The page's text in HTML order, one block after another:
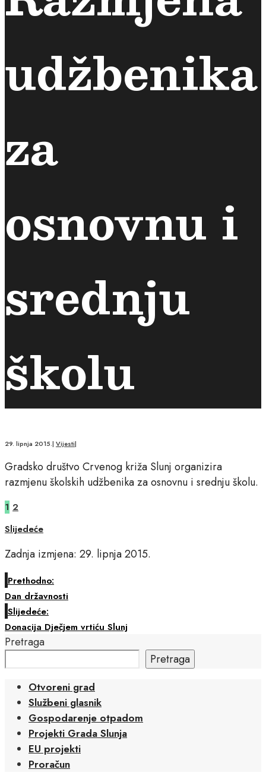
udžbenika
za
osnovnu i
srednju
školu
29. lipnja 2015.| Vijesti|
Gradsko društvo Crvenog križa Slunj organizira
razmjenu školskih udžbenika za osnovnu i srednju školu.
1 2
Slijedeće
Zadnja izmjena: 29. lipnja 2015.
Prethodno:
Dan državnosti
Slijedeće:
Donacija Dječjem vrtiću Slunj
Pretraga
Pretraga
Otvoreni grad
Službeni glasnik
Gospodarenje otpadom
Projekti Grada Slunja
EU projekti
Proračun